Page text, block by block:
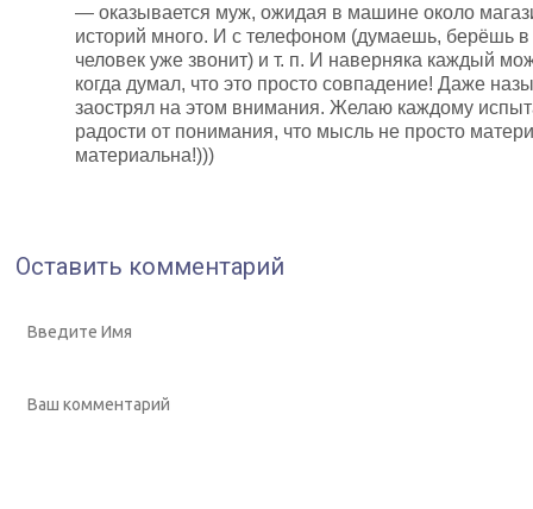
— оказывается муж, ожидая в машине около
историй много. И с телефоном (думаешь, берёшь в
человек уже звонит) и т. п. И наверняка каждый
когда думал, что это просто совпадение! Даже
заострял на этом внимания. Желаю каждому
радости от понимания, что мысль не просто
материальна!)))
Оставить комментарий